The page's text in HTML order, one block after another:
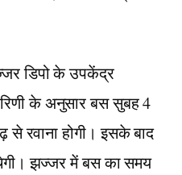
डिपो के उपकेंद्र
के अनुसार बस सुबह 4
से रवाना होगी। इसके बाद
झज्जर में बस का समय